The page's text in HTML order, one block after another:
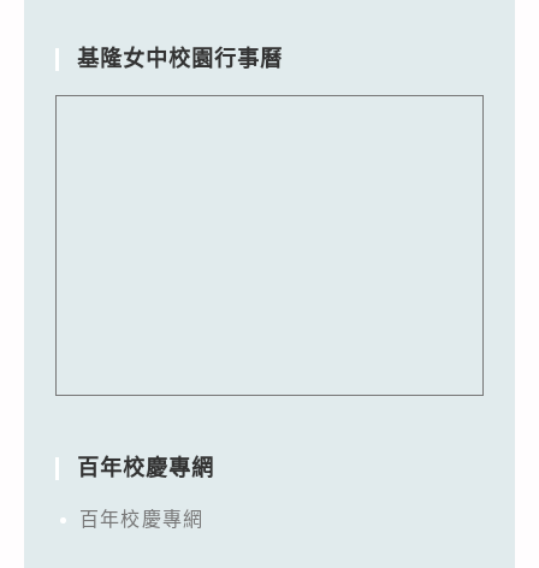
基隆女中校園行事曆
百年校慶專網
百年校慶專網